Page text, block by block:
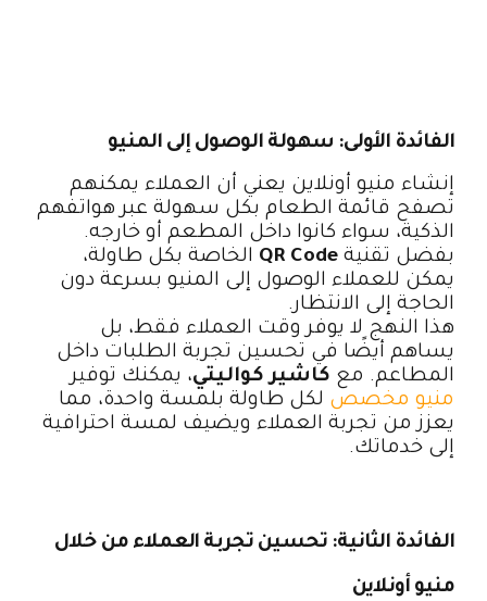
الفائدة الأولى: سهولة الوصول إلى المنيو
إنشاء منيو أونلاين يعني أن العملاء يمكنهم
تصفح قائمة الطعام بكل سهولة عبر هواتفهم
الذكية، سواء كانوا داخل المطعم أو خارجه.
بفضل تقنية QR Code الخاصة بكل طاولة،
يمكن للعملاء الوصول إلى المنيو بسرعة دون
الحاجة إلى الانتظار.
هذا النهج لا يوفر وقت العملاء فقط، بل
يساهم أيضًا في تحسين تجربة الطلبات داخل
المطاعم. مع كاشير كواليتي، يمكنك توفير
منيو مخصص لكل طاولة بلمسة واحدة، مما
يعزز من تجربة العملاء ويضيف لمسة احترافية
إلى خدماتك.
الفائدة الثانية: تحسين تجربة العملاء من خلال
منيو أونلاين